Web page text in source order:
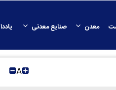
معدن صنایع معدنی
A